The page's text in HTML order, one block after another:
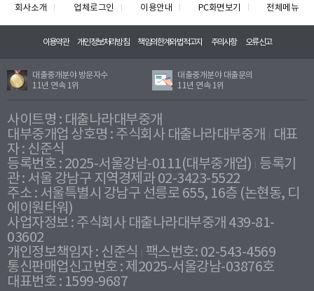
회사소개 업체로그인 이용안내 PC화면보기 전체메뉴
이용약관 개인정보처리방침 책임의한계와법적고지 주의사항 오류신고
대출중개분야 방문자수
11년 연속 1위
대출중개분야 대출문의
11년 연속 1위
사이트명 : 대출나라대부중개
대부중개업 상호명 : 주식회사 대출나라대부중개
대표
자 : 신준식
등록번호 : 2025-서울강남-0111(대부중개업) 등록기
관 : 서울 강남구 지역경제과 02-3423-5522
주소 : 서울특별시 강남구 선릉로 655, 16층 (논현동, 디
에이원타워)
사업자정보 : 주식회사 대출나라대부중개 439-81-
03602
개인정보책임자 : 신준식
팩스번호: 02-543-4569
통신판매업신고번호 : 제2025-서울강남-03876호
대표번호 : 1599-9687